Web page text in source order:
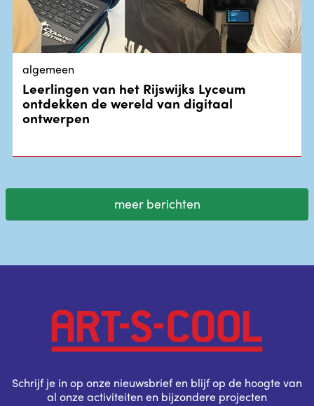
algemeen
Leerlingen van het Rijswijks Lyceum
ontdekken de wereld van digitaal
ontwerpen
meer berichten
Schrijf je in op onze nieuwsbrief en blijf op de hoogte van
al onze activiteiten en bijzondere projecten